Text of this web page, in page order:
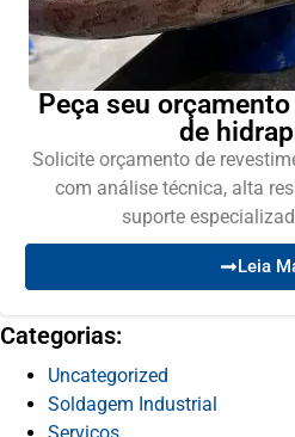
Peça seu
de
Solicite orçamento de
com análise técnica, alta
suporte
Leia
Categorias:
Uncategorized
Soldagem Industrial